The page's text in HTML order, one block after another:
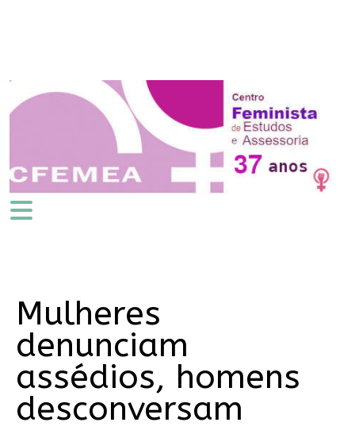
Mulheres
denunciam
assédios, homens
desconversam